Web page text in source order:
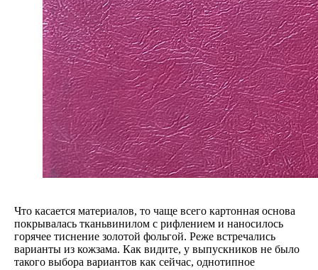
Что касается материалов, то чаще всего картонная основа
покрывалась тканьвинилом с рифлением и наносилось
горячее тиснение золотой фольгой. Реже встречались
варианты из кожзама. Как видите, у выпускников не было
такого выбора вариантов как сейчас, однотипное